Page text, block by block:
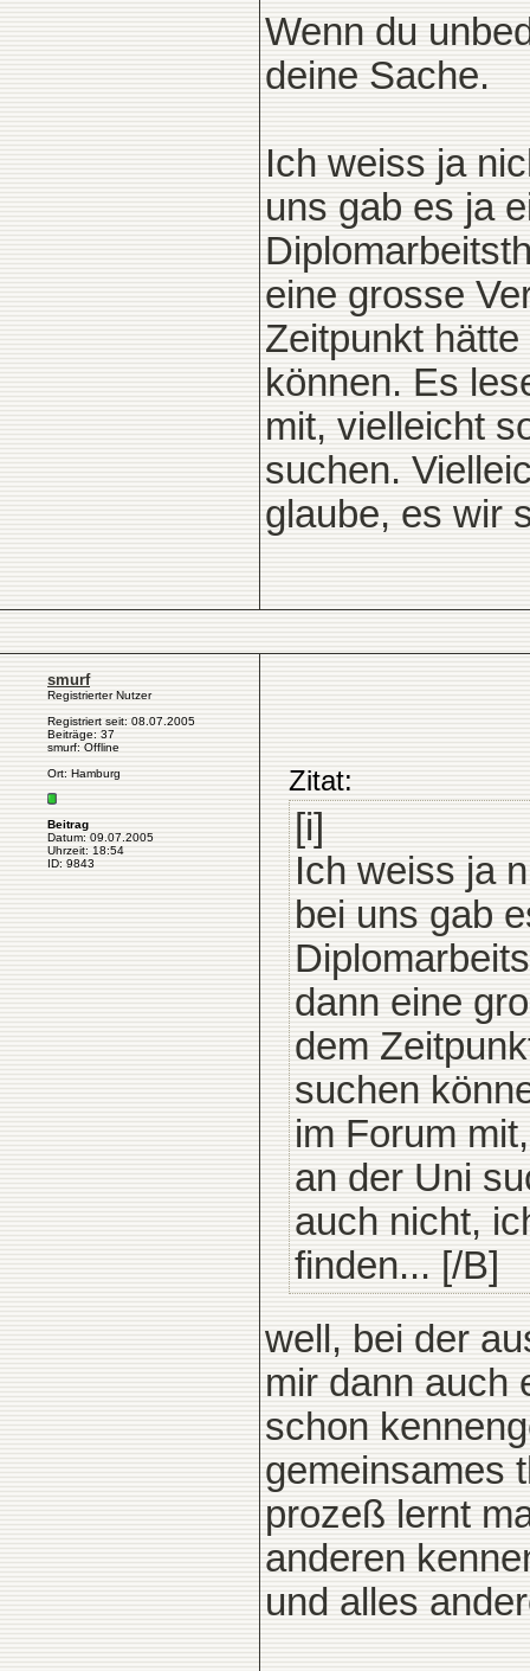
Wenn du
deine Sache.
Ich weiss ja
uns gab es ja
eine grosse
Zeitpunkt
können. Es
mit, vielleicht
suchen.
glaube, es wir
smurf
Registrierter Nutzer
Registriert seit: 08.07.2005
Beiträge: 37
smurf: Offline
Ort: Hamburg
Beitrag
Datum: 09.07.2005
Uhrzeit: 18:54
ID: 9843
Zitat:
[i]
Ich weiss ja
bei uns gab
dann eine
dem
suchen
im Forum
an der Uni
auch nicht,
finden... [/B]
well, bei der
mir dann auch
schon
gemeinsames
prozeß lernt
anderen
und alles